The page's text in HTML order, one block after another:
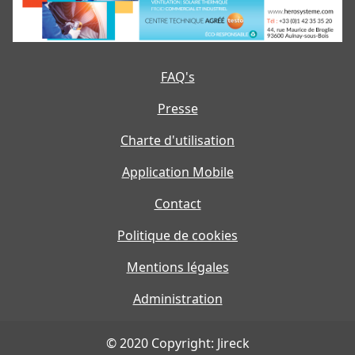
FAQ's
Presse
Charte d'utilisation
Application Mobile
Contact
Politique de cookies
Mentions légales
Administration
© 2020 Copyright: Jireck